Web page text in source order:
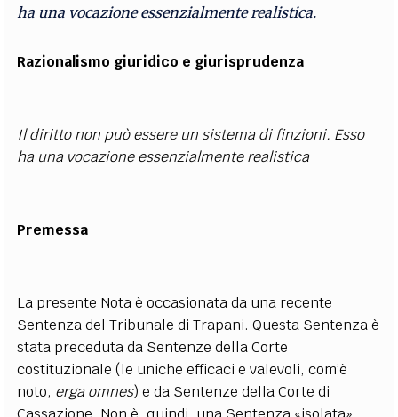
ha una vocazione essenzialmente realistica.
Razionalismo giuridico e giurisprudenza
Il diritto non può essere un sistema di finzioni. Esso
ha una vocazione essenzialmente realistica
Premessa
La presente Nota è occasionata da una recente
Sentenza del Tribunale di Trapani. Questa Sentenza è
stata preceduta da Sentenze della Corte
costituzionale (le uniche efficaci e valevoli, com’è
noto, erga omnes) e da Sentenze della Corte di